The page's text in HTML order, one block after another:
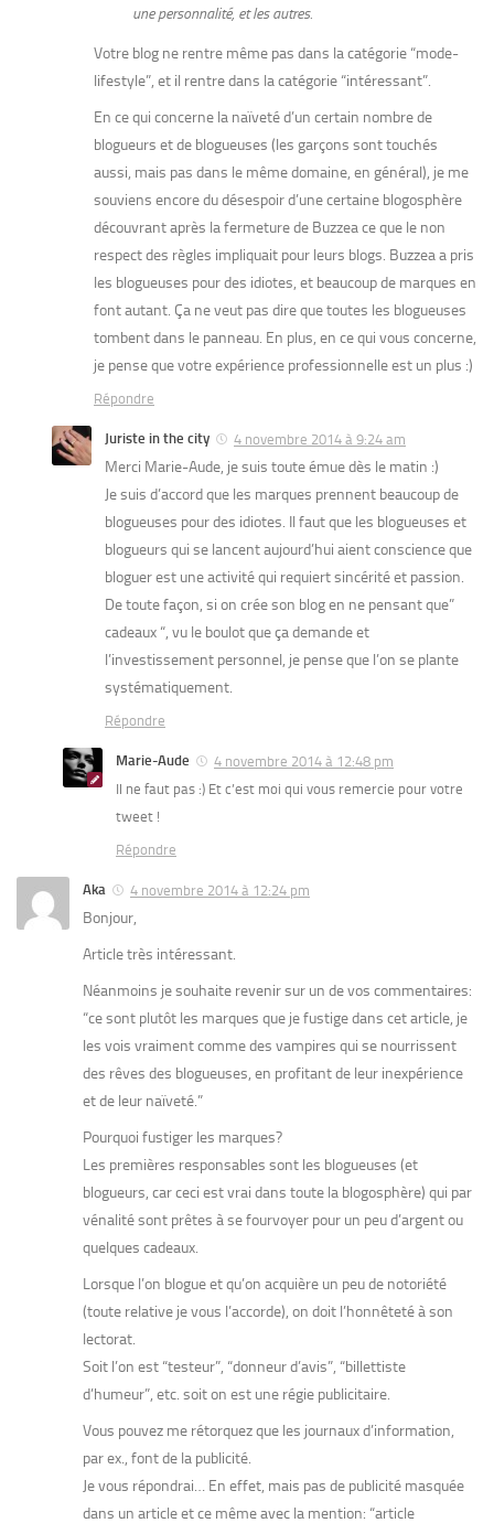
une personnalité, et les autres.
Votre blog ne rentre même pas dans la catégorie “mode-
lifestyle”, et il rentre dans la catégorie “intéressant”.
En ce qui concerne la naïveté d’un certain nombre de
blogueurs et de blogueuses (les garçons sont touchés
aussi, mais pas dans le même domaine, en général), je me
souviens encore du désespoir d’une certaine blogosphère
découvrant après la fermeture de Buzzea ce que le non
respect des règles impliquait pour leurs blogs. Buzzea a pris
les blogueuses pour des idiotes, et beaucoup de marques en
font autant. Ça ne veut pas dire que toutes les blogueuses
tombent dans le panneau. En plus, en ce qui vous concerne,
je pense que votre expérience professionnelle est un plus :)
Répondre
Juriste in the city 4 novembre 2014 à 9:24 am
Merci Marie-Aude, je suis toute émue dès le matin :)
Je suis d’accord que les marques prennent beaucoup de
blogueuses pour des idiotes. Il faut que les blogueuses et
blogueurs qui se lancent aujourd’hui aient conscience que
bloguer est une activité qui requiert sincérité et passion.
De toute façon, si on crée son blog en ne pensant que”
cadeaux “, vu le boulot que ça demande et
l’investissement personnel, je pense que l’on se plante
systématiquement.
Répondre
Marie-Aude
4 novembre 2014 à 12:48 pm
Il ne faut pas :) Et c’est moi qui vous remercie pour votre
tweet !
Répondre
Aka 4 novembre 2014 à 12:24 pm
Bonjour,
Article très intéressant.
Néanmoins je souhaite revenir sur un de vos commentaires:
“ce sont plutôt les marques que je fustige dans cet article, je
les vois vraiment comme des vampires qui se nourrissent
des rêves des blogueuses, en profitant de leur inexpérience
et de leur naïveté.”
Pourquoi fustiger les marques?
Les premières responsables sont les blogueuses (et
blogueurs, car ceci est vrai dans toute la blogosphère) qui par
vénalité sont prêtes à se fourvoyer pour un peu d’argent ou
quelques cadeaux.
Lorsque l’on blogue et qu’on acquière un peu de notoriété
(toute relative je vous l’accorde), on doit l’honnêteté à son
lectorat.
Soit l’on est “testeur”, “donneur d’avis”, “billettiste
d’humeur”, etc. soit on est une régie publicitaire.
Vous pouvez me rétorquez que les journaux d’information,
par ex., font de la publicité.
Je vous répondrai… En effet, mais pas de publicité masquée
dans un article et ce même avec la mention: “article